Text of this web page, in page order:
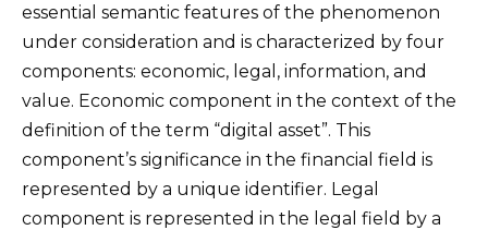
essential semantic features of the phenomenon
under consideration and is characterized by four
components: economic, legal, information, and
value. Economic component in the context of the
definition of the term “digital asset”. This
component’s significance in the financial field is
represented by a unique identifier. Legal
component is represented in the legal field by a